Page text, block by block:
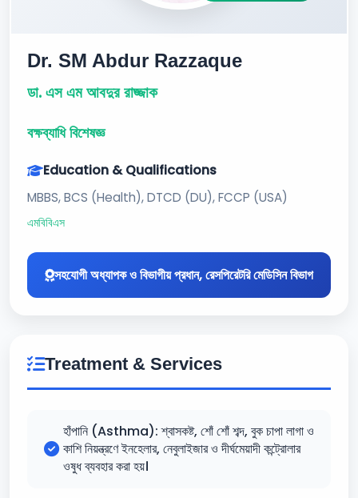
Dr. SM Abdur Razzaque
ডা. এস এম আবদুর রাজ্জাক
বক্ষব্যাধি বিশেষজ্ঞ
Education & Qualifications
MBBS, BCS (Health), DTCD (DU), FCCP (USA)
এমবিবিএস
সহযোগী অধ্যাপক ও বিভাগীয় প্রধান, রেসপিরেটরি মেডিসিন বিভাগ
Treatment & Services
হাঁপানি (Asthma): শ্বাসকষ্ট, শোঁ শোঁ শব্দ, বুক চাপা লাগা ও
কাশি নিয়ন্ত্রণে ইনহেলার, নেবুলাইজার ও দীর্ঘমেয়াদী কন্ট্রোলার
ওষুধ ব্যবহার করা হয়।